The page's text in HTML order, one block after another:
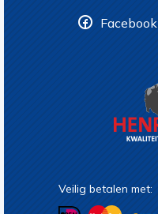
Facebook
Veilig betalen met: